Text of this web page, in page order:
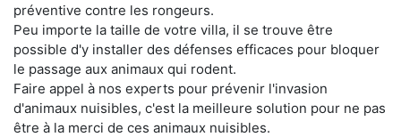
préventive contre les rongeurs.
Peu importe la taille de votre villa, il se trouve être
possible d'y installer des défenses efficaces pour bloquer
le passage aux animaux qui rodent.
Faire appel à nos experts pour prévenir l'invasion
d'animaux nuisibles, c'est la meilleure solution pour ne pas
être à la merci de ces animaux nuisibles.